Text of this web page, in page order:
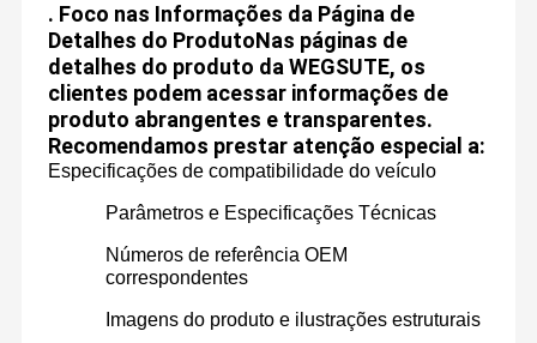
. Foco nas Informações da Página de
Detalhes do ProdutoNas páginas de
detalhes do produto da WEGSUTE, os
clientes podem acessar informações de
produto abrangentes e transparentes.
Recomendamos prestar atenção especial a:
Especificações de compatibilidade do veículo
Parâmetros e Especificações Técnicas
Números de referência OEM
correspondentes
Imagens do produto e ilustrações estruturais